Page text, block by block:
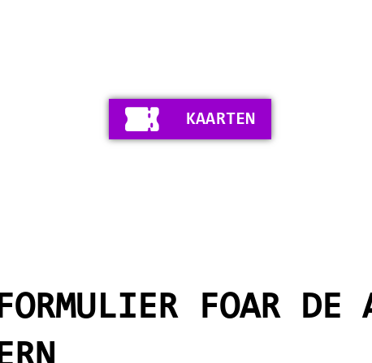
KAARTEN
FOAR DE